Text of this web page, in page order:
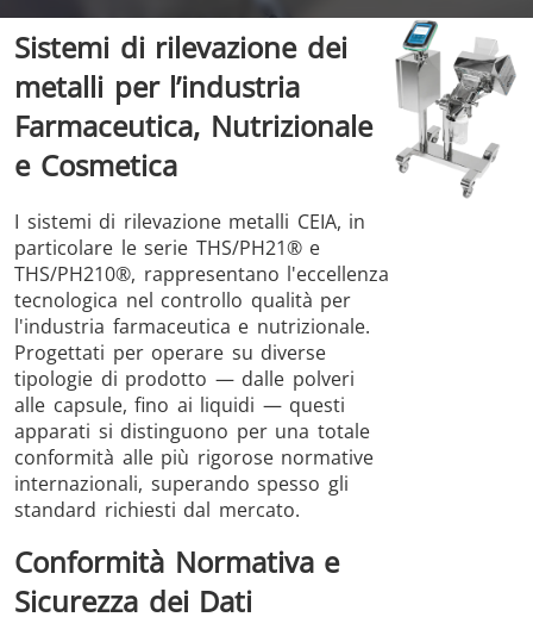
THS/FBB
THS/MBB
THS/GMS21
THS/G21
THS Production
4.0
MD-SCOPE
Sistemi di rilevazione dei
metalli per l’industria
Farmaceutica, Nutrizionale
e Cosmetica
I sistemi di rilevazione metalli CEIA, in
particolare le serie THS/PH21® e
THS/PH210®, rappresentano l'eccellenza
tecnologica nel controllo qualità per
l'industria farmaceutica e nutrizionale.
Progettati per operare su diverse
tipologie di prodotto — dalle polveri
alle capsule, fino ai liquidi — questi
apparati si distinguono per una totale
conformità alle più rigorose normative
internazionali, superando spesso gli
standard richiesti dal mercato.
Conformità Normativa e
Sicurezza dei Dati